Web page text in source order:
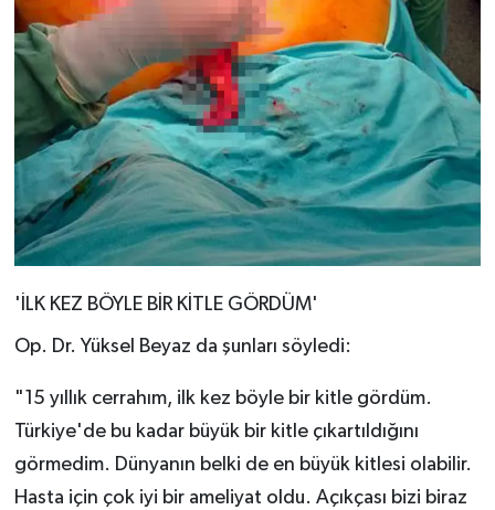
'İLK KEZ BÖYLE BİR KİTLE GÖRDÜM'
Op. Dr. Yüksel Beyaz da şunları söyledi:
"15 yıllık cerrahım, ilk kez böyle bir kitle gördüm.
Türkiye'de bu kadar büyük bir kitle çıkartıldığını
görmedim. Dünyanın belki de en büyük kitlesi olabilir.
Hasta için çok iyi bir ameliyat oldu. Açıkçası bizi biraz